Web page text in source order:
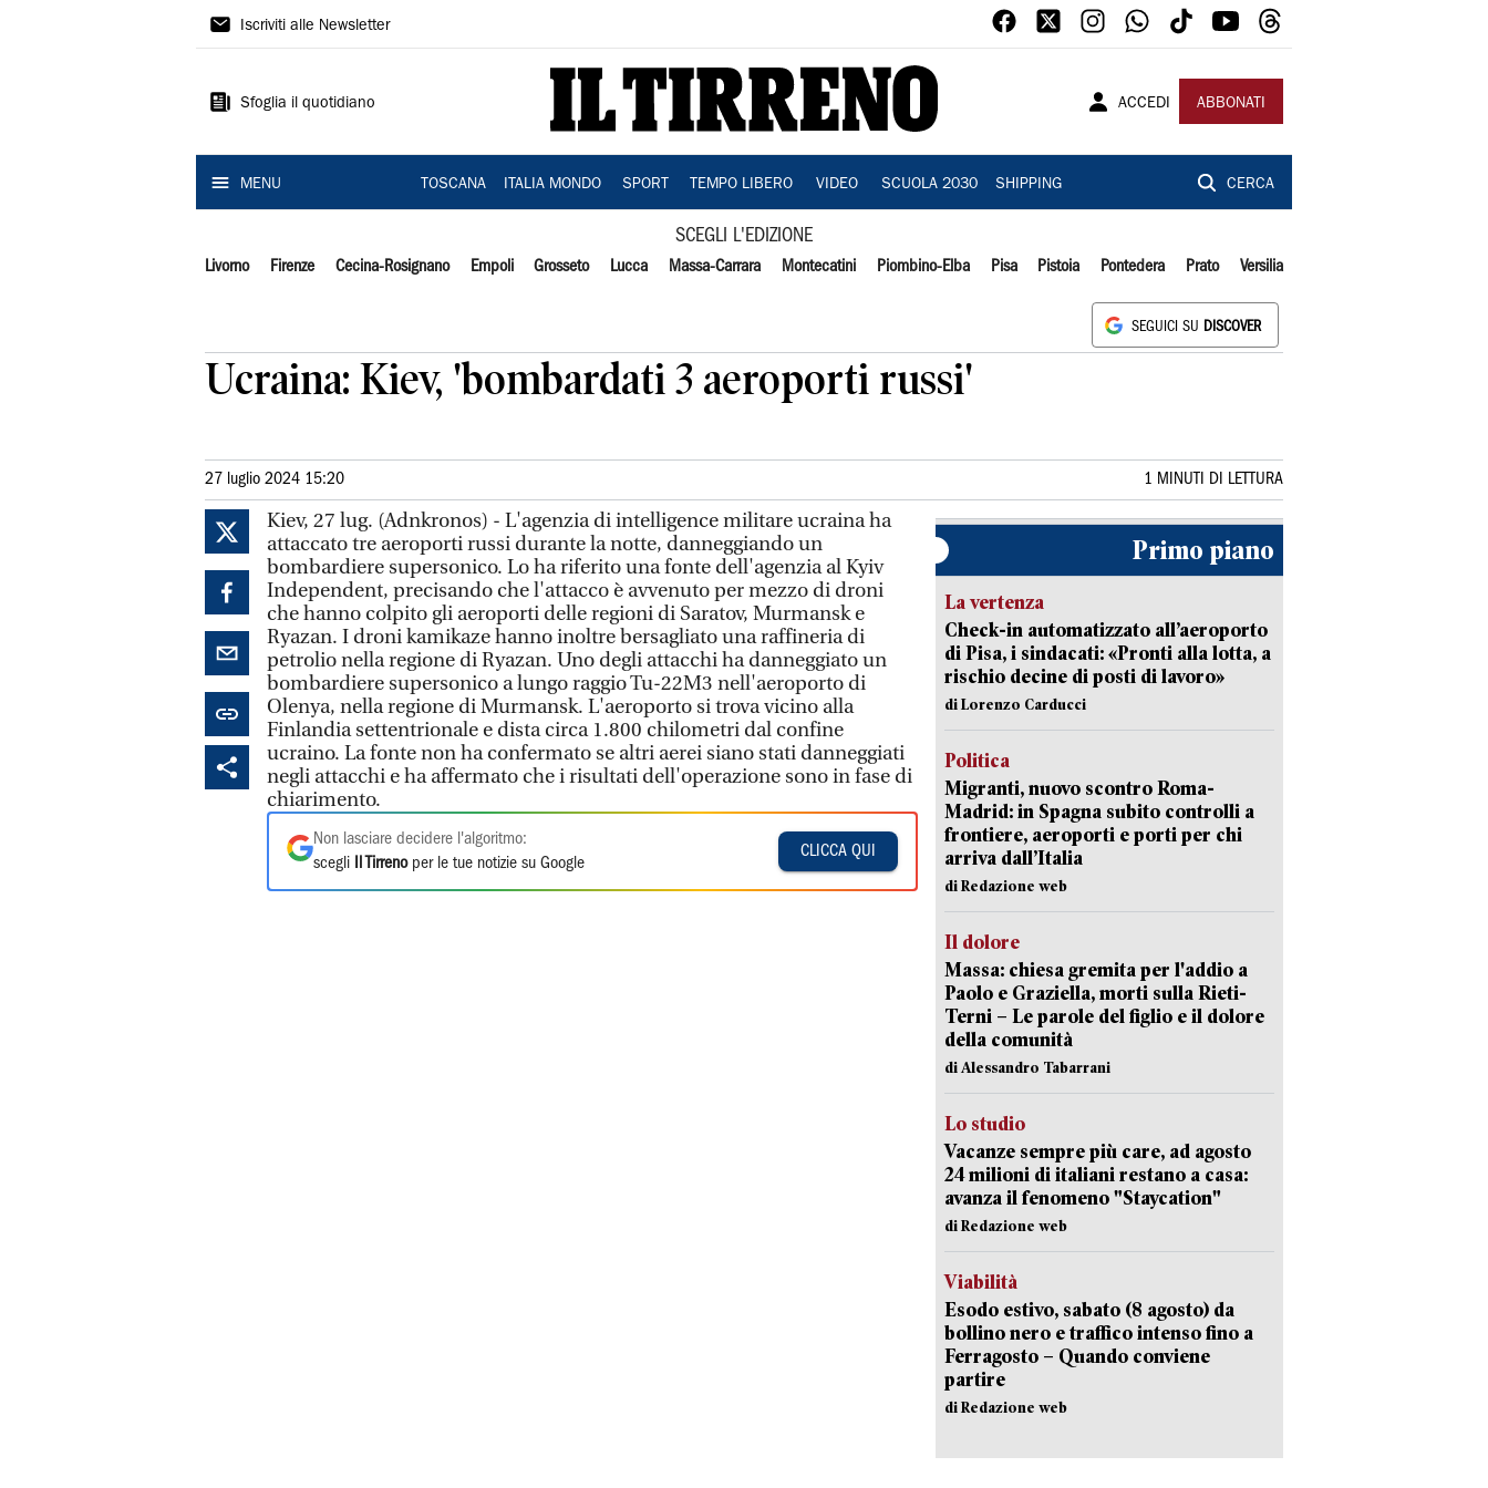
Il
Iscriviti alle Newsletter
Sfoglia il quotidiano ACCEDI ABBONATI
MENU TOSCANA ITALIA MONDO SPORT TEMPO LIBERO VIDEO SCUOLA 2030 SHIPPING CERCA
SCEGLI L'EDIZIONE
Livorno Firenze Cecina-Rosignano Empoli Grosseto Lucca Massa-Carrara Montecatini Piombino-Elba Pisa Pistoia Pontedera Prato Versilia
SEGUICI SU DISCOVER
Ucraina: Kiev, 'bombardati 3 aeroporti russi'
27 luglio 2024 15:20 1 MINUTI DI LETTURA
Kiev, 27 lug. (Adnkronos) - L'agenzia di intelligence militare ucraina ha
attaccato tre aeroporti russi durante la notte, danneggiando un
bombardiere supersonico. Lo ha riferito una fonte dell'agenzia al Kyiv
Independent, precisando che l'attacco è avvenuto per mezzo di droni
che hanno colpito gli aeroporti delle regioni di Saratov, Murmansk e
Ryazan. I droni kamikaze hanno inoltre bersagliato una raffineria di
petrolio nella regione di Ryazan. Uno degli attacchi ha danneggiato un
bombardiere supersonico a lungo raggio Tu-22M3 nell'aeroporto di
Olenya, nella regione di Murmansk. L'aeroporto si trova vicino alla
Finlandia settentrionale e dista circa 1.800 chilometri dal confine
ucraino. La fonte non ha confermato se altri aerei siano stati danneggiati
negli attacchi e ha affermato che i risultati dell'operazione sono in fase di
chiarimento.
Non lasciare decidere l'algoritmo:
scegli
Il Tirrenoper le tue notizie su Google
CLICCA QUI
Primo piano
La vertenza
Check-in automatizzato all’aeroporto
di Pisa, i sindacati: «Pronti alla lotta, a
rischio decine di posti di lavoro»
di Lorenzo Carducci
Politica
Migranti, nuovo scontro Roma-
Madrid: in Spagna subito controlli a
frontiere, aeroporti e porti per chi
arriva dall’Italia
di Redazione web
Il dolore
Massa: chiesa gremita per l'addio a
Paolo e Graziella, morti sulla Rieti-
Terni – Le parole del figlio e il dolore
della comunità
di Alessandro Tabarrani
Lo studio
Vacanze sempre più care, ad agosto
24 milioni di italiani restano a casa:
avanza il fenomeno "Staycation"
di Redazione web
Viabilità
Esodo estivo, sabato (8 agosto) da
bollino nero e traffico intenso fino a
Ferragosto – Quando conviene
partire
di Redazione web